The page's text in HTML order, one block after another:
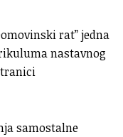
rat” jedna
nastavnog
samostalne